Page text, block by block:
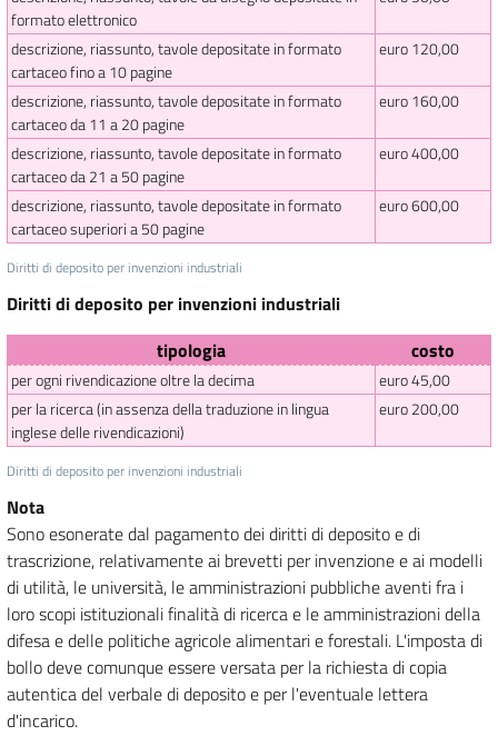
Diritti di deposito per invenzioni industriali
formato elettronico
descrizione, riassunto, tavole depositate in formato
cartaceo fino a 10 pagine
euro 120,00
descrizione, riassunto, tavole depositate in formato
cartaceo da 11 a 20 pagine
euro 160,00
descrizione, riassunto, tavole depositate in formato
cartaceo da 21 a 50 pagine
euro 400,00
descrizione, riassunto, tavole depositate in formato
cartaceo superiori a 50 pagine
euro 600,00
Diritti di deposito per invenzioni industriali
Diritti di deposito per invenzioni industriali
tipologia costo
per ogni rivendicazione oltre la decima
euro 45,00
per la ricerca (in assenza della traduzione in lingua
inglese delle rivendicazioni)
euro 200,00
Nota
Sono esonerate dal pagamento dei diritti di deposito e di
trascrizione, relativamente ai brevetti per invenzione e ai modelli
di utilità, le università, le amministrazioni pubbliche aventi fra i
loro scopi istituzionali finalità di ricerca e le amministrazioni della
difesa e delle politiche agricole alimentari e forestali. L'imposta di
bollo deve comunque essere versata per la richiesta di copia
autentica del verbale di deposito e per l'eventuale lettera
d'incarico.